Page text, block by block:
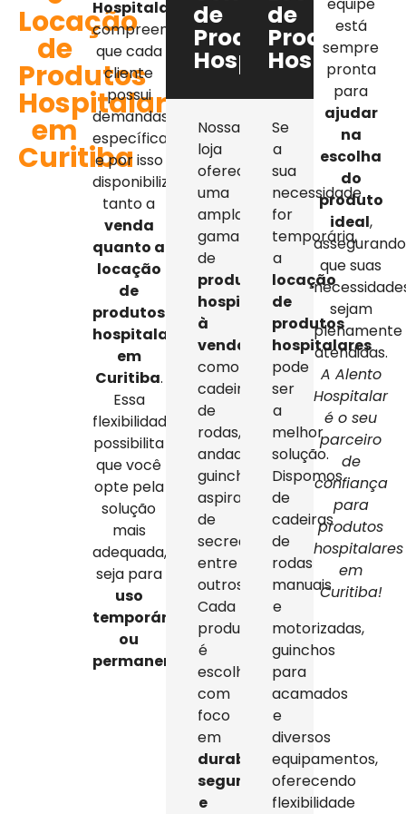
Locação
de
Produtos
Hospitalares
em
Curitiba
Hospitalar
compreendemos
que cada
cliente
possui
demandas
específicas,
e por isso
disponibilizamos
tanto a
venda
quanto a
locação
de
produtos
hospitalares
em
Curitiba.
Essa
flexibilidade
possibilita
que você
opte pela
solução
mais
adequada,
seja para
uso
temporário
ou
permanente
de
Produtos
Hospitalares
Nossa
loja
oferece
uma
ampla
gama
de
produtos
hospitalares
à
venda
como
cadeiras
de
rodas,
andadores,
guinchos,
aspiradores
de
secreção,
entre
outros.
Cada
produto
é
escolhido
com
foco
em
durabilidade,
segurança
e
de
Produtos
Se
a
sua
necessidade
for
temporária,
a
locação
de
produtos
hospitalares
pode
ser
a
melhor
solução.
Dispomos
de
cadeiras
de
rodas
manuais
e
motorizadas,
guinchos
para
acamados
e
diversos
equipamentos,
oferecendo
flexibilidade
está
sempre
pronta
para
ajudar
na
escolha
do
produto
ideal,
assegurando
que suas
sejam
plenamente
atendidas.
A Alento
Hospitalar
é o seu
parceiro
de
confiança
para
produtos
hospitalares
em
Curitiba!